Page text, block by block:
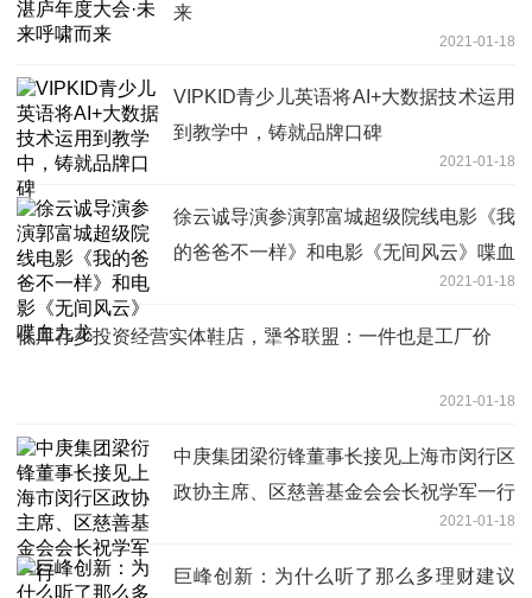
来
2021-01-18
VIPKID青少儿英语将AI+大数据技术运用
到教学中，铸就品牌口碑
2021-01-18
徐云诚导演参演郭富城超级院线电影《我
的爸爸不一样》和电影《无间风云》喋血
2021-01-18
低库存少投资经营实体鞋店，犟爷联盟：一件也是工厂价
2021-01-18
中庚集团梁衍锋董事长接见上海市闵行区
政协主席、区慈善基金会会长祝学军一行
2021-01-18
巨峰创新：为什么听了那么多理财建议